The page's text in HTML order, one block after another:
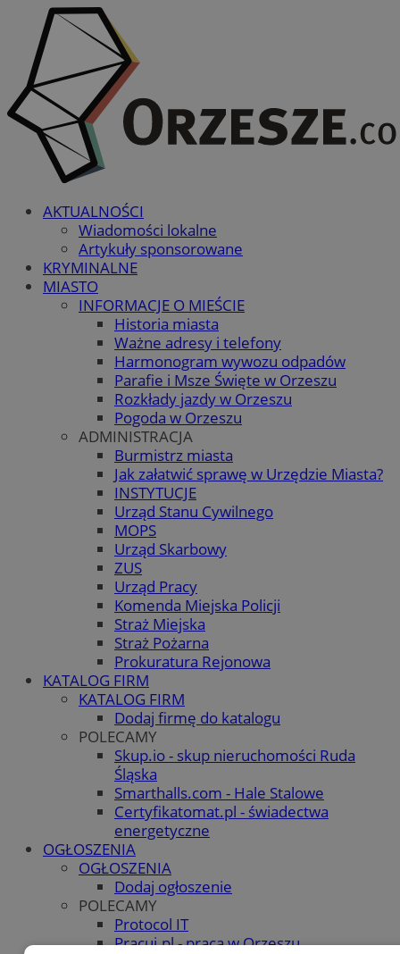
AKTUALNOŚCI
Wiadomości lokalne
Artykuły sponsorowane
KRYMINALNE
MIASTO
INFORMACJE O MIEŚCIE
Historia miasta
Ważne adresy i telefony
Harmonogram wywozu odpadów
Parafie i Msze Święte w Orzeszu
Rozkłady jazdy w Orzeszu
Pogoda w Orzeszu
ADMINISTRACJA
Burmistrz miasta
Jak załatwić sprawę w Urzędzie Miasta?
INSTYTUCJE
Urząd Stanu Cywilnego
MOPS
Urząd Skarbowy
ZUS
Urząd Pracy
Komenda Miejska Policji
Straż Miejska
Straż Pożarna
Prokuratura Rejonowa
KATALOG FIRM
KATALOG FIRM
Dodaj firmę do katalogu
POLECAMY
Skup.io - skup nieruchomości Ruda
Śląska
Smarthalls.com - Hale Stalowe
Certyfikatomat.pl - świadectwa
energetyczne
OGŁOSZENIA
OGŁOSZENIA
Dodaj ogłoszenie
POLECAMY
Protocol IT
Pracuj.pl - praca w Orzeszu